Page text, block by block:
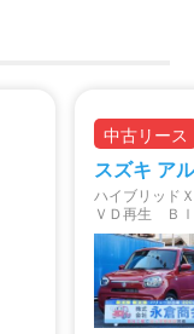
中古リース
スズキ ア
ハイブリッド
ＶＤ再生 Ｂ
コーダー シ
ート オート
イドリングス